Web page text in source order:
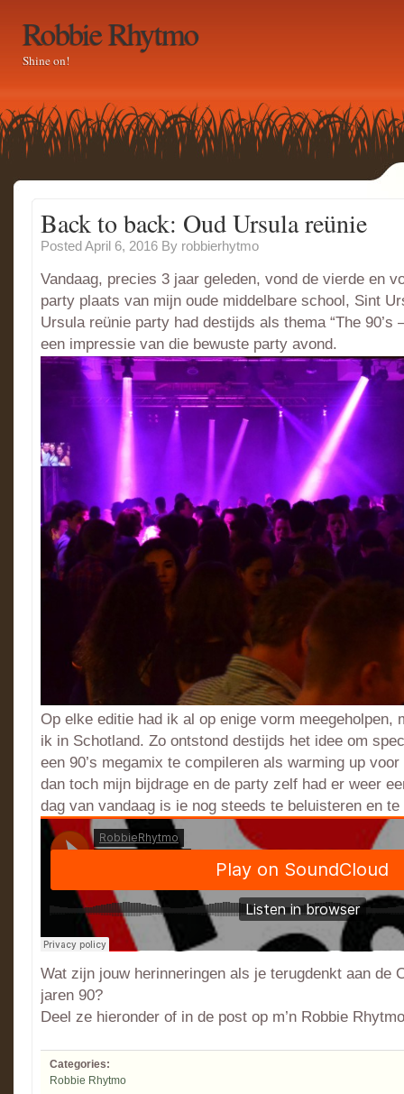
Robbie Rhytmo
Shine on!
Back to back: Oud Ursula reünie
Posted April 6, 2016 By robbierhytmo
Vandaag, precies 3 jaar geleden, vond de vierde en
party plaats van mijn oude middelbare school, Sint
Ursula reünie party had destijds als thema “The 90’s
een impressie van die bewuste party avond.
Op elke editie had ik al op enige vorm meegeholpen,
ik in Schotland. Zo ontstond destijds het idee om
een 90’s megamix te compileren als warming up
dan toch mijn bijdrage en de party zelf had er weer
dag van vandaag is ie nog steeds te beluisteren en
Wat zijn jouw herinneringen als je terugdenkt aan de
jaren 90?
Deel ze hieronder of in de post op m’n Robbie
Categories:
Robbie Rhytmo